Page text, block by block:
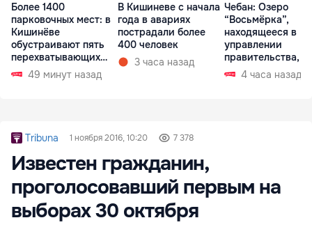
Более 1400
парковочных мест: в
Кишинёве
обустраивают пять
перехватывающих
парковок
49 минут назад
В Кишиневе с начала
года в авариях
пострадали более
400 человек
3 часа назад
Чебан: Озеро
“Восьмёрка”,
находящееся в
управлении
правительства, в
запустении
4 часа назад
Tribuna 1 ноября 2016, 10:20 7 378
Известен гражданин,
проголосовавший первым на
выборах 30 октября